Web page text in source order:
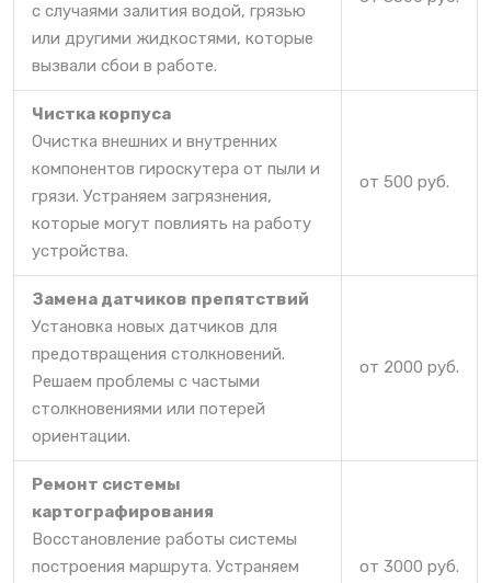
с случаями залития водой, грязью
или другими жидкостями, которые
вызвали сбои в работе.
Чистка корпуса
Очистка внешних и внутренних
компонентов гироскутера от пыли и
грязи. Устраняем загрязнения,
которые могут повлиять на работу
устройства.
от 500 руб.
Замена датчиков препятствий
Установка новых датчиков для
предотвращения столкновений.
Решаем проблемы с частыми
столкновениями или потерей
ориентации.
от 2000 руб.
Ремонт системы
картографирования
Восстановление работы системы
построения маршрута. Устраняем
от 3000 руб.